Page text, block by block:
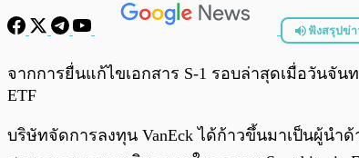
ฟังสรุปข่า
พร้อมเล่น
จากการยื่นแก้ไขเอกสาร S-1 รอบล่าสุดเมื่อวันจั
ETF
บริษัทจัดการลงทุน VanEck ได้ก้าวขึ้นมาเป็นผู้นำ